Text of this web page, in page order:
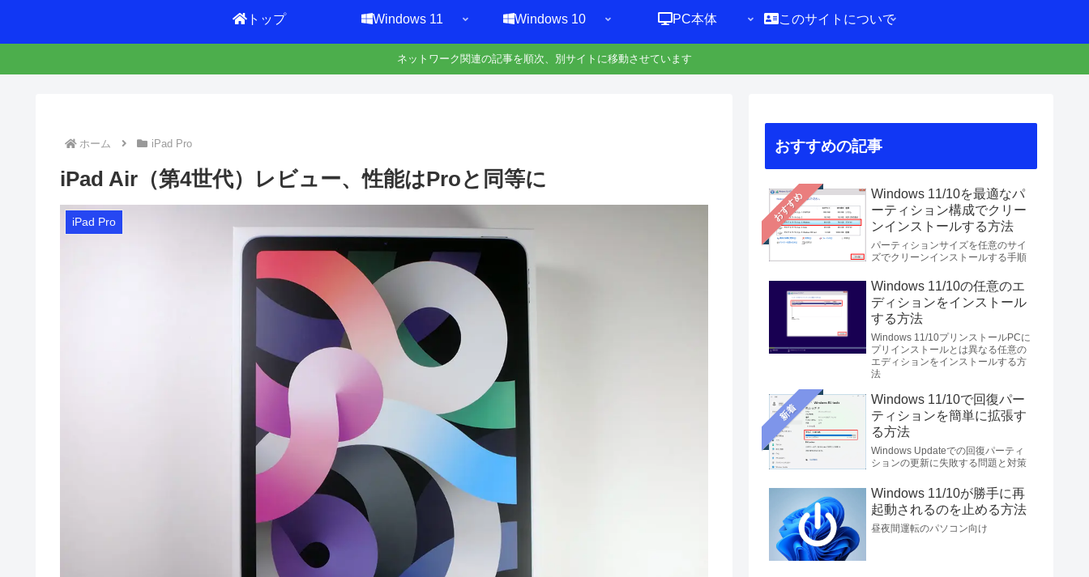
トップ Windows 11 Windows 10 PC本体 このサイトについて
ネットワーク関連の記事を順次、別サイトに移動させています
ホーム iPad Pro
iPad Air（第4世代）レビュー、性能はProと同等に
iPad Pro
おすすめの記事
おすすめ
Windows 11/10を最適なパ
ーティション構成でクリー
ンインストールする方法
パーティションサイズを任意のサイ
ズでクリーンインストールする手順
Windows 11/10の任意のエ
ディションをインストール
する方法
Windows 11/10プリンストールPCに
プリインストールとは異なる任意の
エディションをインストールする方
法
新着
Windows 11/10で回復パー
ティションを簡単に拡張す
る方法
Windows Updateでの回復パーティ
ションの更新に失敗する問題と対策
Windows 11/10が勝手に再
起動されるのを止める方法
昼夜間運転のパソコン向け